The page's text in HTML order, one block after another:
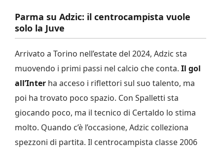
Parma su Adzic: il centrocampista vuole
solo la Juve
Arrivato a Torino nell’estate del 2024, Adzic sta
muovendo i primi passi nel calcio che conta. Il gol
all’Inter ha acceso i riflettori sul suo talento, ma
poi ha trovato poco spazio. Con Spalletti sta
giocando poco, ma il tecnico di Certaldo lo stima
molto. Quando c’è l’occasione, Adzic colleziona
spezzoni di partita. Il centrocampista classe 2006